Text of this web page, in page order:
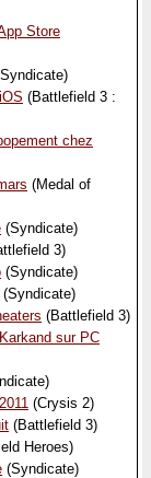
Store
(Battlefield 3 :
chez
(Medal of
(Syndicate)
3)
(Syndicate)
(Syndicate)
(Battlefield 3)
sur PC
(Crysis 2)
(Battlefield 3)
Heroes)
(Syndicate)